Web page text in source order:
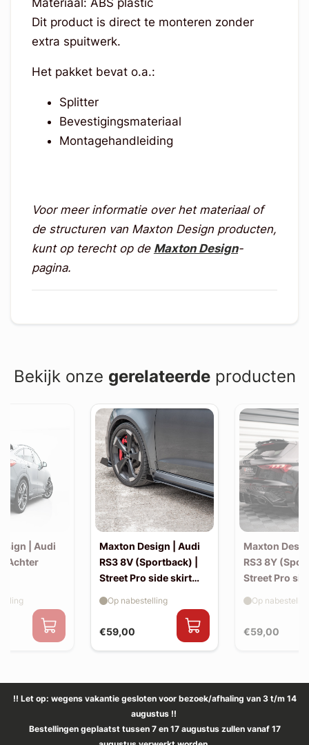
Materiaal: ABS plastic
Dit product is direct te monteren zonder
extra spuitwerk.
Het pakket bevat o.a.:
Splitter
Bevestigingsmateriaal
Montagehandleiding
Voor meer informatie over het materiaal of
de structuren van Maxton Design producten,
kunt op terecht op de Maxton Design-
pagina.
Bekijk onze gerelateerdeproducten
| Audi
| Achter
Maxton Design | Audi
RS3 8V (Sportback) |
Street Pro side skirt
splitter flaps
€59,00
Op nabestelling
Maxton
RS3 8Y
Street Pro
splitter flaps
€59,00
Op
!! Let op: wegens vakantie gesloten voor bezoek/afhaling van 3 t/m 14
augustus !!
Bestellingen geplaatst tussen 7 en 17 augustus zullen vanaf 17